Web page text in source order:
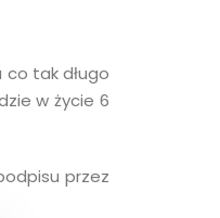
co tak długo
w życie 6
przez